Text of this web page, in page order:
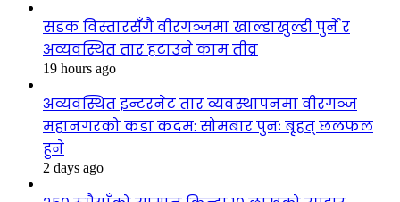
सडक विस्तारसँगै वीरगञ्जमा खाल्डाखुल्डी पुर्ने र
अव्यवस्थित तार हटाउने काम तीव्र
19 hours ago
अव्यवस्थित इन्टरनेट तार व्यवस्थापनमा वीरगञ्ज
महानगरको कडा कदम: सोमबार पुनः बृहत् छलफल
हुने
2 days ago